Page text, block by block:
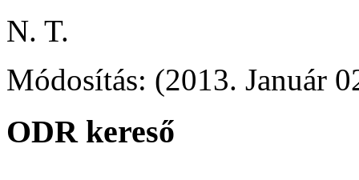
N. T.
Módosítás: (2013. Január
ODR kereső